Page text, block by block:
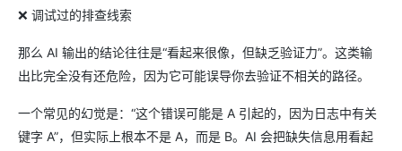
❌ 调试过的排查线索
那么 AI 输出的结论往往是“看起来很像，但缺乏验证力”。这类输
出比完全没有还危险，因为它可能误导你去验证不相关的路径。
一个常见的幻觉是：“这个错误可能是 A 引起的，因为日志中有关
键字 A”，但实际上根本不是 A，而是 B。AI 会把缺失信息用看起